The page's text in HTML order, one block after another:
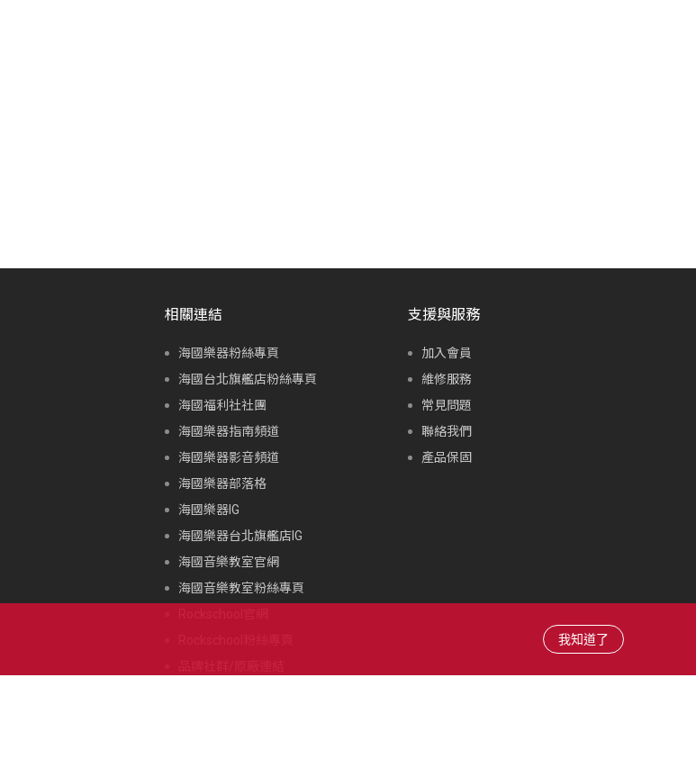
相關連結
海國樂器粉絲專頁
海國台北旗艦店粉絲專頁
海國福利社社團
海國樂器指南頻道
海國樂器影音頻道
海國樂器部落格
海國樂器IG
海國樂器台北旗艦店IG
海國音樂教室官網
海國音樂教室粉絲專頁
支援與服務
加入會員
維修服務
常見問題
聯絡我們
產品保固